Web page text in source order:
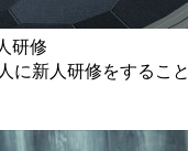
研修
新人研修をするこ